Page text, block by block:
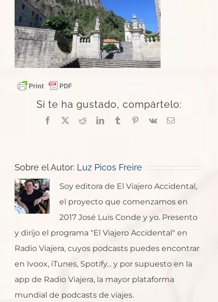
Si te ha gustado, compártelo:
Facebook
X RedditLinkedInTumblrPinterest
Vk
Correo
Sobre el Autor: Luz Picos Freire
Soy editora de El Viajero Accidental,
el proyecto que comenzamos en
2017 José Luis Conde y yo. Presento
y dirijo el programa "El Viajero Accidental" en
Radio Viajera, cuyos podcasts puedes encontrar
en Ivoox, iTunes, Spotify... y por supuesto en la
app de Radio Viajera, la mayor plataforma
mundial de podcasts de viajes.